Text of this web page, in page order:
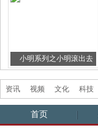
小明系列之小明滚出去
三
资讯
视频 文化 科技
首页